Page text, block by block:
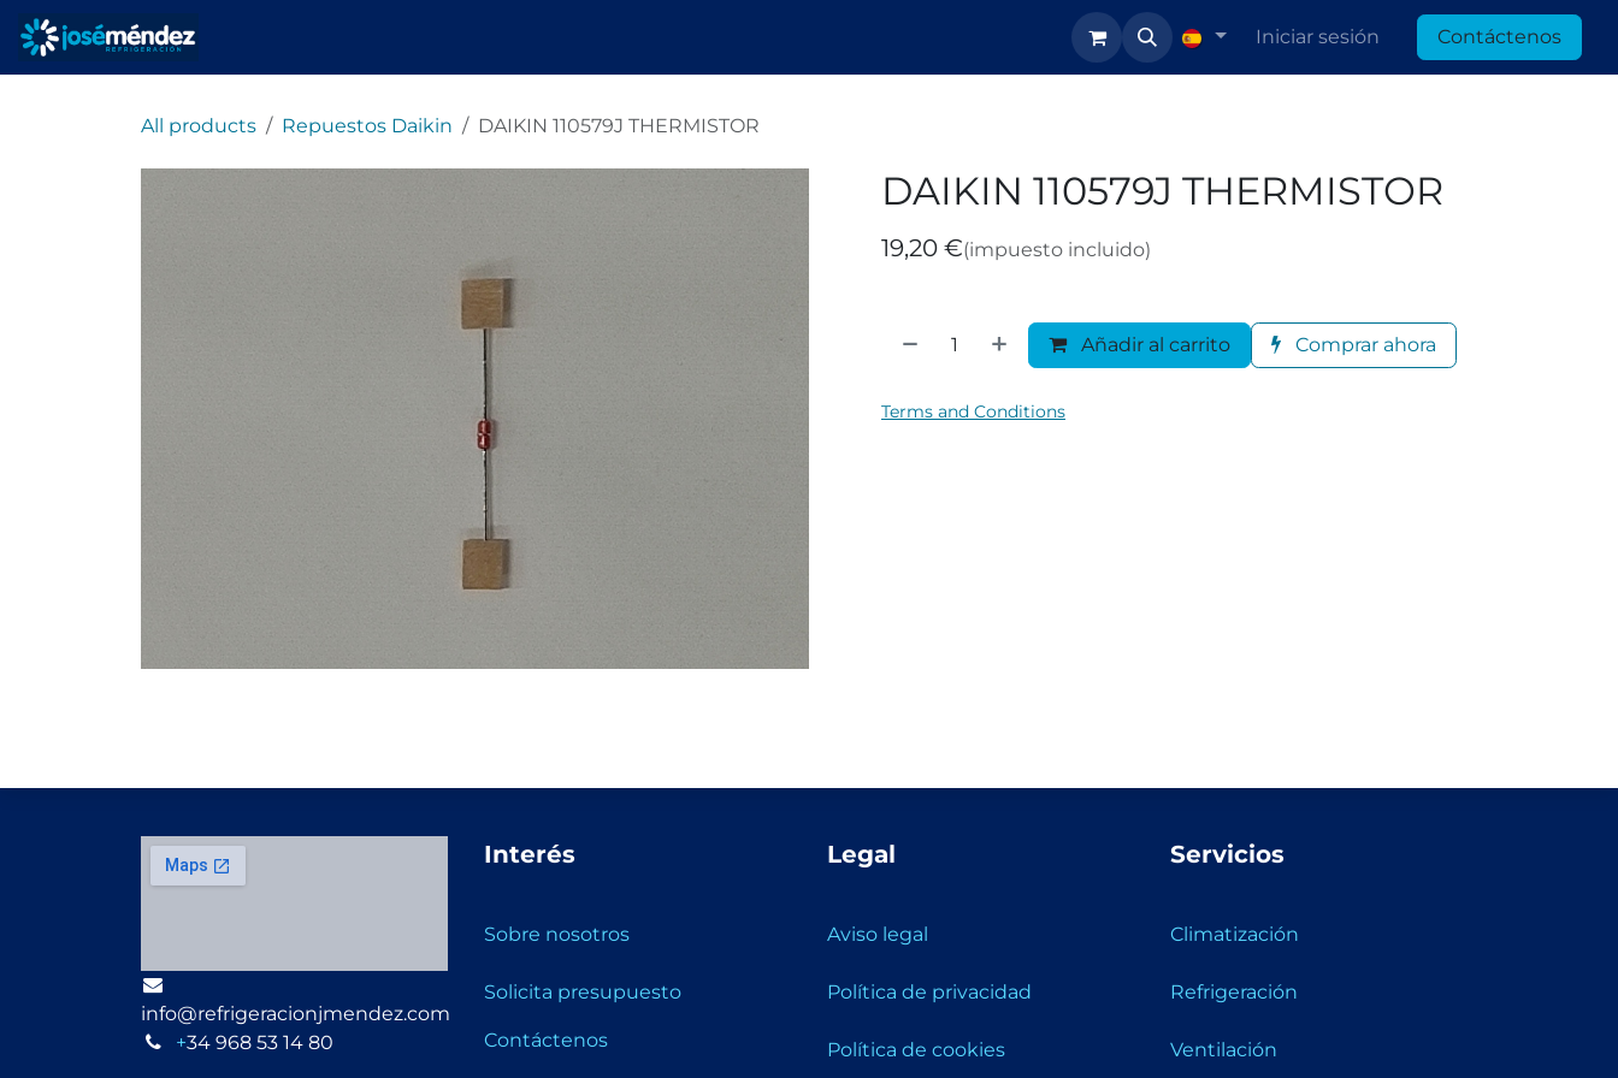
Ir al contenido
Iniciar sesión Contáctenos
All products Repuestos Daikin DAIKIN 110579J THERMISTOR
DAIKIN 110579J THERMISTOR
19,20 €(impuesto incluido)
Añadir al carrito Comprar ahora
Terms and Conditions
info@refrigeracionjmendez.com
+34 968 53 14 80
Interés
Sobre nosotros
Solicita presupuesto
Contáctenos
Legal
Aviso legal
Política de privacidad
Política de cookies
Servicios
Climatización
Refrigeración
Ventilación